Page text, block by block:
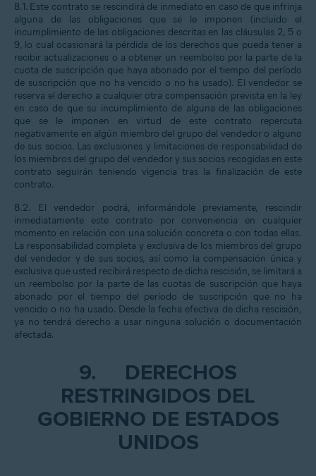
8.1. Este contrato se rescindirá de inmediato en caso de que infrinja
alguna de las obligaciones que se le imponen (incluido el
incumplimiento de las obligaciones descritas en las cláusulas 2, 5 o
9, lo cual ocasionará la pérdida de los derechos que pueda tener a
recibir actualizaciones o a obtener un reembolso por la parte de la
cuota de suscripción que haya abonado por el tiempo del período
de suscripción que no ha vencido o no ha usado). El vendedor se
reserva el derecho a cualquier otra compensación prevista en la ley
en caso de que su incumplimiento de alguna de las obligaciones
que se le imponen en virtud de este contrato repercuta
negativamente en algún miembro del grupo del vendedor o alguno
de sus socios. Las exclusiones y limitaciones de responsabilidad de
los miembros del grupo del vendedor y sus socios recogidas en este
contrato seguirán teniendo vigencia tras la finalización de este
contrato.
8.2. El vendedor podrá, informándole previamente, rescindir
inmediatamente este contrato por conveniencia en cualquier
momento en relación con una solución concreta o con todas ellas.
La responsabilidad completa y exclusiva de los miembros del grupo
del vendedor y de sus socios, así como la compensación única y
exclusiva que usted recibirá respecto de dicha rescisión, se limitará a
un reembolso por la parte de las cuotas de suscripción que haya
abonado por el tiempo del período de suscripción que no ha
vencido o no ha usado. Desde la fecha efectiva de dicha rescisión,
ya no tendrá derecho a usar ninguna solución o documentación
afectada.
9.
DERECHOS
RESTRINGIDOS DEL
GOBIERNO DE ESTADOS
UNIDOS